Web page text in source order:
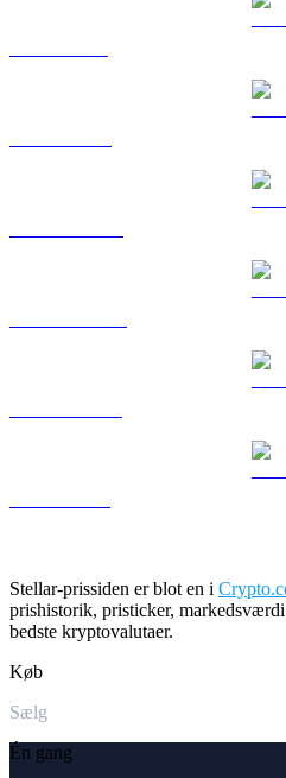
Stellar-prissiden er blot en i
prishistorik, pristicker,
bedste kryptovalutaer.
Køb
Sælg
Én gang